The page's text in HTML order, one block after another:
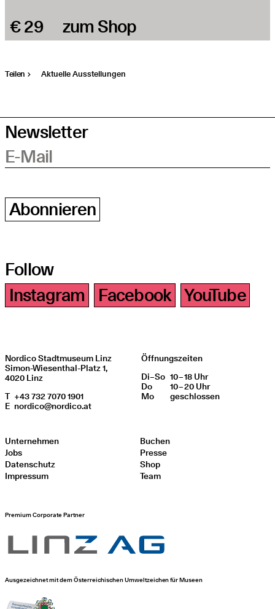
€ 29 zum Shop
Teilen Aktuelle Ausstellungen
Newsletter
E-Mail
Abonnieren
Follow
Instagram
Facebook YouTube
Nordico Stadtmuseum Linz
Simon-Wiesenthal-Platz 1,
4020 Linz
T +43 732 7070 1901
E nordico@nordico.at
Öffnungszeiten
WochentagÖffnungszeiten
Di–So 10 – 18 Uhr
Do
10 – 20 Uhr
Mo
geschlos­sen
Unternehmen
Jobs
Datenschutz
Impressum
Buchen
Presse
Shop
Team
Premium Corporate Partner
Ausgezeichnet mit dem Österreichischen Umweltzeichen für Museen